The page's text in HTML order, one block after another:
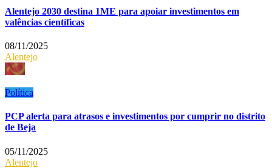
Alentejo 2030 destina 1ME para apoiar investimentos em
valências científicas
08/11/2025
Alentejo
Política
PCP alerta para atrasos e investimentos por cumprir no distrito
de Beja
05/11/2025
Alentejo